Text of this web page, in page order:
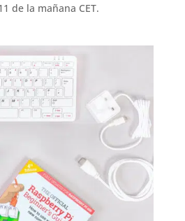
de la mañana CET.